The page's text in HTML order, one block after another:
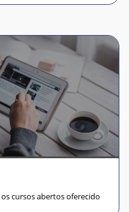
cursos abertos oferecido